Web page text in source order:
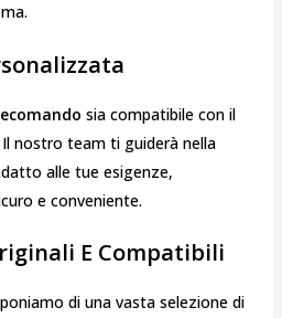
sia compatibile con il
nostro team ti guiderà nella
alle tue esigenze,
e conveniente.
E Compatibili
di una vasta selezione di